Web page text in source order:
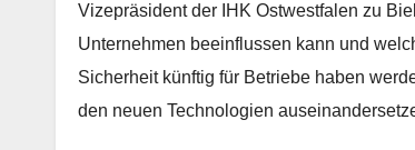
Vizepräsident der IHK Ostwestfalen zu
Unternehmen beeinflussen kann und
Sicherheit künftig für Betriebe haben
den neuen Technologien